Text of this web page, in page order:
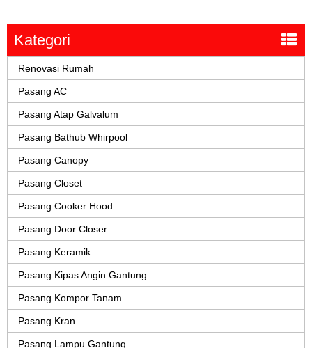
Kategori
Renovasi Rumah
Pasang AC
Pasang Atap Galvalum
Pasang Bathub Whirpool
Pasang Canopy
Pasang Closet
Pasang Cooker Hood
Pasang Door Closer
Pasang Keramik
Pasang Kipas Angin Gantung
Pasang Kompor Tanam
Pasang Kran
Pasang Lampu Gantung